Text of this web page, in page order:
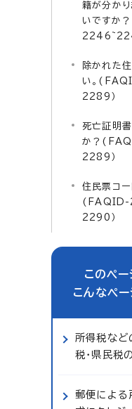
籍が分かり
いですか
除かれた
い。
2289）
死亡証明
か？
2289）
住民票コー
(FAQID-
2290）
このペ
こんなペ
所得税など
税・県民税
郵便による